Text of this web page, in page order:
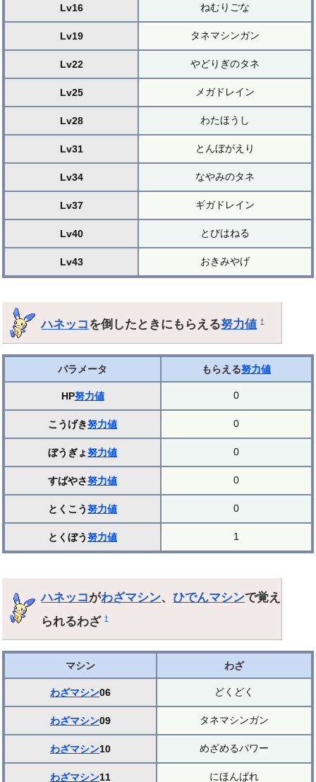
Lv16 ねむりごな
Lv19 タネマシンガン
Lv22 やどりぎのタネ
Lv25 メガドレイン
Lv28 わたほうし
Lv31 とんぼがえり
Lv34 なやみのタネ
Lv37 ギガドレイン
Lv40 とびはねる
Lv43 おきみやげ
ハネッコを倒したときにもらえる努力値 †
パラメータ もらえる努力値
HP努力値 0
こうげき努力値 0
ぼうぎょ努力値 0
すばやさ努力値 0
とくこう努力値 0
とくぼう努力値 1
ハネッコがわざマシン、ひでんマシンで覚え
られるわざ†
マシン わざ
わざマシン06 どくどく
わざマシン09 タネマシンガン
わざマシン10 めざめるパワー
わざマシン11 にほんばれ